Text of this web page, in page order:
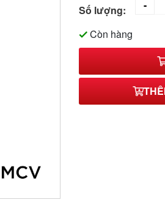
Số lượng:
Còn hàng